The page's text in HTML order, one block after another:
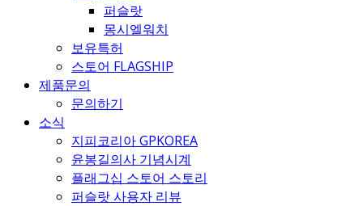
퍼슬랏
몽시엘워치
보유특허
스토어 FLAGSHIP
제품문의
문의하기
소식
지피코리아 GPKOREA
윤봉길의사 기념시계
플래그십 스토어 스토리
퍼슬랏 사용자 리뷰